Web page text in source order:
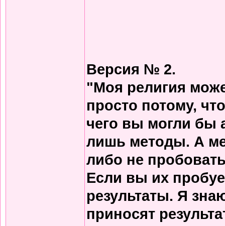
Версия № 2.
"Моя религия
просто потому,
чего вы могли бы
лишь методы. А
либо не
Если вы их
результаты. Я
приносят